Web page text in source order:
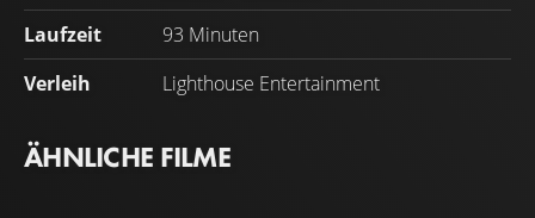
Laufzeit
93 Minuten
Verleih
Lighthouse Entertainment
ÄHNLICHE FILME